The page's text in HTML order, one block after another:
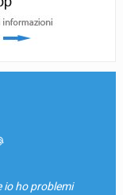
io ho problemi